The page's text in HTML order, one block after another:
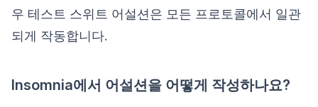
우 테스트 스위트 어설션은 모든 프로토콜에서 일관
되게 작동합니다.
Insomnia에서 어설션을 어떻게 작성하나요?